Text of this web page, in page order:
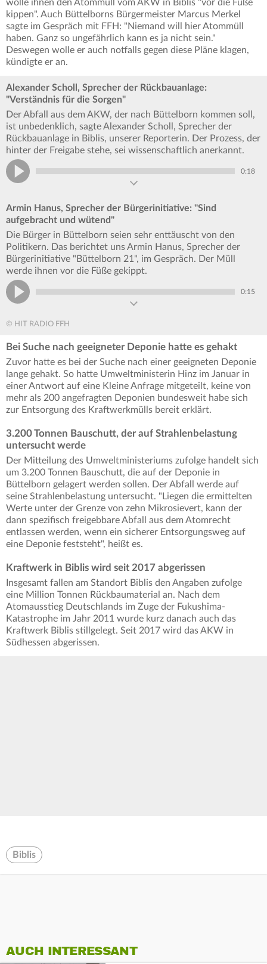
wolle ihnen den Atommüll vom AKW in Biblis "vor die Füße
kippen". Auch Büttelborns Bürgermeister Marcus Merkel
sagte im Gespräch mit FFH: "Niemand will hier Atommüll
haben. Ganz so ungefährlich kann es ja nicht sein."
Deswegen wolle er auch notfalls gegen diese Pläne klagen,
kündigte er an.
Alexander Scholl, Sprecher der Rückbauanlage:
"Verständnis für die Sorgen"
Der Abfall aus dem AKW, der nach Büttelborn kommen soll,
ist unbedenklich, sagte Alexander Scholl, Sprecher der
Rückbauanlage in Biblis, unserer Reporterin. Der Prozess, der
hinter der Freigabe stehe, sei wissenschaftlich anerkannt.
0:18
Armin Hanus, Sprecher der Bürgerinitiative: "Sind
aufgebracht und wütend"
Die Bürger in Büttelborn seien sehr enttäuscht von den
Politikern. Das berichtet uns Armin Hanus, Sprecher der
Bürgerinitiative "Büttelborn 21", im Gespräch. Der Müll
werde ihnen vor die Füße gekippt.
0:15
© HIT RADIO FFH
Bei Suche nach geeigneter Deponie hatte es gehakt
Zuvor hatte es bei der Suche nach einer geeigneten Deponie
lange gehakt. So hatte Umweltministerin Hinz im Januar in
einer Antwort auf eine Kleine Anfrage mitgeteilt, keine von
mehr als 200 angefragten Deponien bundesweit habe sich
zur Entsorgung des Kraftwerkmülls bereit erklärt.
3.200 Tonnen Bauschutt, der auf Strahlenbelastung
untersucht werde
Der Mitteilung des Umweltministeriums zufolge handelt sich
um 3.200 Tonnen Bauschutt, die auf der Deponie in
Büttelborn gelagert werden sollen. Der Abfall werde auf
seine Strahlenbelastung untersucht. "Liegen die ermittelten
Werte unter der Grenze von zehn Mikrosievert, kann der
dann spezifisch freigebbare Abfall aus dem Atomrecht
entlassen werden, wenn ein sicherer Entsorgungsweg auf
eine Deponie feststeht", heißt es.
Kraftwerk in Biblis wird seit 2017 abgerissen
Insgesamt fallen am Standort Biblis den Angaben zufolge
eine Million Tonnen Rückbaumaterial an. Nach dem
Atomausstieg Deutschlands im Zuge der Fukushima-
Katastrophe im Jahr 2011 wurde kurz danach auch das
Kraftwerk Biblis stillgelegt. Seit 2017 wird das AKW in
Südhessen abgerissen.
Biblis
AUCH INTERESSANT